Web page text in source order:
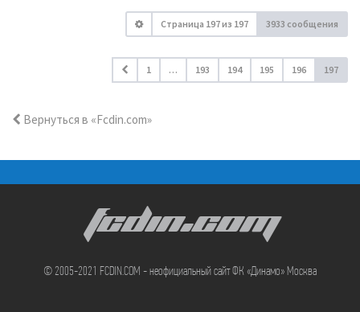
Страница 197из 197 3933 сообщения
1 … 193 194 195 196 197
Вернуться в «Fcdin.com»
FCDIN.COM
© 2005-2021 FCDIN.COM - неофициальный сайт ФК «Динамо» Москва